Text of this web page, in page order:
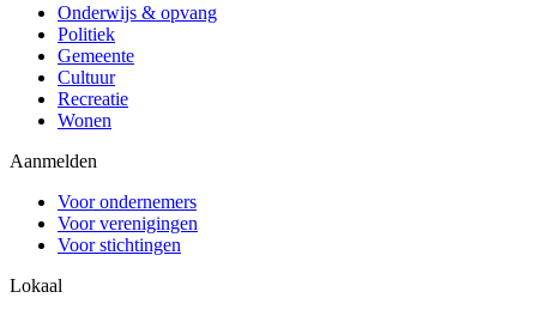
Onderwijs & opvang
Politiek
Gemeente
Cultuur
Recreatie
Wonen
Aanmelden
Voor ondernemers
Voor verenigingen
Voor stichtingen
Lokaal